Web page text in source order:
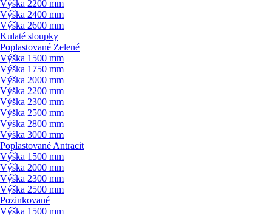
Výška 2200 mm
Výška 2400 mm
Výška 2600 mm
Kulaté sloupky
Poplastované Zelené
Výška 1500 mm
Výška 1750 mm
Výška 2000 mm
Výška 2200 mm
Výška 2300 mm
Výška 2500 mm
Výška 2800 mm
Výška 3000 mm
Poplastované Antracit
Výška 1500 mm
Výška 2000 mm
Výška 2300 mm
Výška 2500 mm
Pozinkované
Výška 1500 mm